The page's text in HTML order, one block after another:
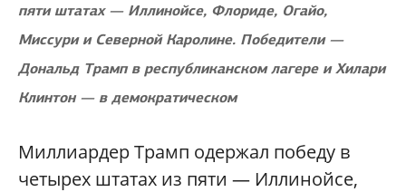
пяти штатах — Иллинойсе, Флориде, Огайо,
Миссури и Северной Каролине. Победители —
Дональд Трамп в республиканском лагере и Хилари
Клинтон — в демократическом
Миллиардер Трамп одержал победу в
четырех штатах из пяти — Иллинойсе,